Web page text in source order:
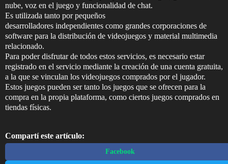
nube, voz en el juego y funcionalidad de chat.
Es utilizada tanto por pequeños
desarrolladores independientes como grandes corporaciones de
software para la distribución de videojuegos y material multimedia
relacionado.
Para poder disfrutar de todos estos servicios, es necesario estar
registrado en el servicio mediante la creación de una cuenta gratuita,
a la que se vinculan los videojuegos comprados por el jugador.
Estos juegos pueden ser tanto los juegos que se ofrecen para la
compra en la propia plataforma, como ciertos juegos comprados en
tiendas físicas.
Compartí este artículo:
Facebook